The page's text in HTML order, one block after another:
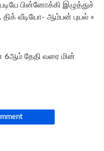
பின்னோக்கி இழுத்துச்
திக் வீடியோ- ஆம்பன் புயல் »
6ஆம் தேதி வரை மின்